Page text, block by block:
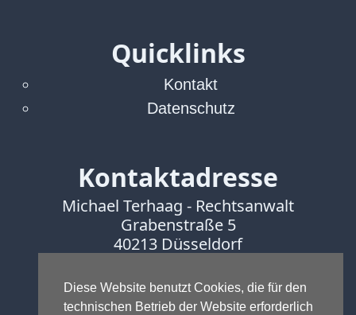
Diese Website benutzt Cookies, die für den
technischen Betrieb der Website erforderlich
TV
Tagesspiegel
Quicklinks
Kontakt
Datenschutz
Kontaktadresse
Michael Terhaag - Rechtsanwalt
Grabenstraße 5
40213 Düsseldorf
Fax:0211-16888601